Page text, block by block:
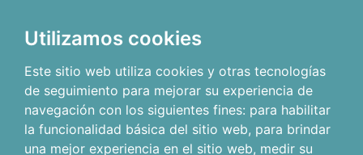
Utilizamos cookies
Este sitio web utiliza cookies y otras tecnologías
de seguimiento para mejorar su experiencia de
navegación con los siguientes fines: para habilitar
la funcionalidad básica del sitio web, para brindar
una mejor experiencia en el sitio web, medir su